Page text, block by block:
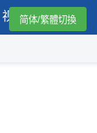
视频简体/繁體切換